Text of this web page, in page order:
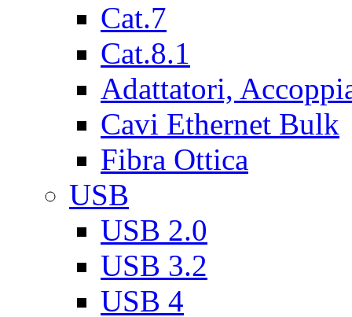
Cat.7
Cat.8.1
Adattatori,
Cavi Ethernet Bulk
Fibra Ottica
USB
USB 2.0
USB 3.2
USB 4